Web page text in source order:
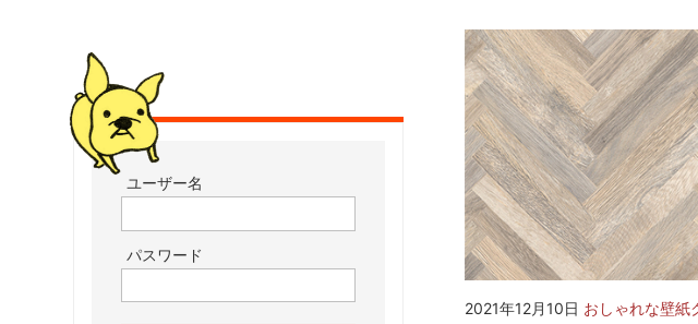
部
屋
探
し
2021年12月10日 おしゃれな壁紙
ユーザー名
パスワード